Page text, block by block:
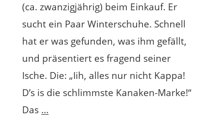
(ca. zwanzigjährig) beim Einkauf. Er
sucht ein Paar Winterschuhe. Schnell
hat er was gefunden, was ihm gefällt,
und präsentiert es fragend seiner
Ische. Die: „Iih, alles nur nicht Kappa!
D’s is die schlimmste Kanaken-Marke!“
Das ...